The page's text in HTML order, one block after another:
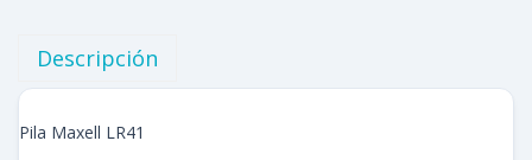
Descripción
Pila Maxell LR41